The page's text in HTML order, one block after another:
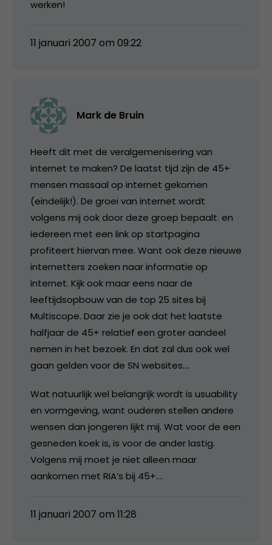
werken!
11 januari 2007 om 09:22
Mark de Bruin
Heeft dit met de veralgemenisering van
internet te maken? De laatst tijd zijn de 45+
mensen massaal op internet gekomen
(eindelijk!). De groei van internet wordt
volgens mij ook door deze groep bepaalt. en
iedereen met een link op startpagina
profiteert hiervan mee. Want ook deze nieuwe
internetters zoeken naar informatie op
internet. Kijk ook maar eens naar de
leeftijdsopbouw van de top 25 sites bij
Multiscope. Daar zie je ook dat het laatste
halfjaar de 45+ relatief een groter aandeel
nemen in het bezoek. En dat zal dus ook wel
gaan gelden voor de SN websites….
Wat natuurlijk wel belangrijk wordt is usuability
en vormgeving, want ouderen stellen andere
wensen dan jongeren lijkt mij. Wat voor de een
gesneden koek is, is voor de ander lastig.
Volgens mij moet je niet alleen maar
aankomen met RIA’s bij 45+….
11 januari 2007 om 11:28